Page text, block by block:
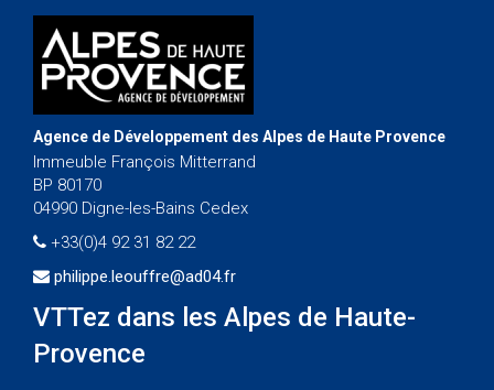
Agence de Développement des Alpes de Haute Provence
Immeuble François Mitterrand
BP 80170
04990 Digne-les-Bains Cedex
+33(0)4 92 31 82 22
philippe.leouffre@ad04.fr
VTTez dans les Alpes de Haute-
Provence